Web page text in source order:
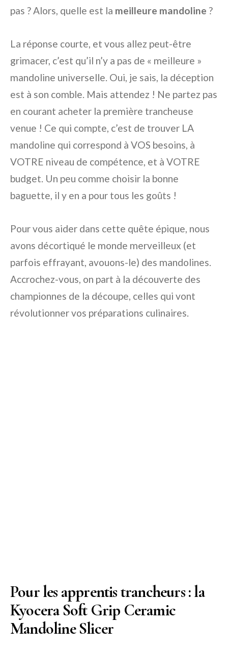
pas ? Alors, quelle est la meilleure mandoline ?
La réponse courte, et vous allez peut-être
grimacer, c’est qu’il n’y a pas de « meilleure »
mandoline universelle. Oui, je sais, la déception
est à son comble. Mais attendez ! Ne partez pas
en courant acheter la première trancheuse
venue ! Ce qui compte, c’est de trouver LA
mandoline qui correspond à VOS besoins, à
VOTRE niveau de compétence, et à VOTRE
budget. Un peu comme choisir la bonne
baguette, il y en a pour tous les goûts !
Pour vous aider dans cette quête épique, nous
avons décortiqué le monde merveilleux (et
parfois effrayant, avouons-le) des mandolines.
Accrochez-vous, on part à la découverte des
championnes de la découpe, celles qui vont
révolutionner vos préparations culinaires.
Pour les apprentis trancheurs : la
Kyocera Soft Grip Ceramic
Mandoline Slicer